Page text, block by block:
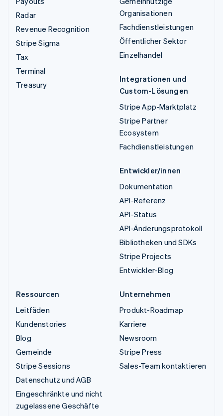
Radar
Revenue Recognition
Stripe Sigma
Tax
Terminal
Treasury
Organisationen
Fachdienstleistungen
Öffentlicher Sektor
Einzelhandel
Integrationen und
Custom-Lösungen
Stripe App-Marktplatz
Stripe Partner
Ecosystem
Fachdienstleistungen
Entwickler/innen
Dokumentation
API-Referenz
API-Status
API-Änderungsprotokoll
Bibliotheken und SDKs
Stripe Projects
Entwickler-Blog
Ressourcen
Leitfäden
Kundenstories
Blog
Gemeinde
Stripe Sessions
Datenschutz und AGB
Eingeschränkte und nicht
zugelassene Geschäfte
Unternehmen
Produkt-Roadmap
Karriere
Newsroom
Stripe Press
Sales-Team kontaktieren